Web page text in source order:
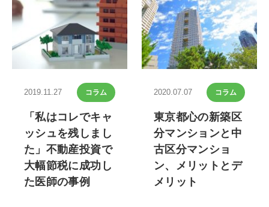
2019.11.27 コラム
「私はコレでキャ
ッシュを残しまし
た」不動産投資で
大幅節税に成功し
た医師の事例
2020.07.07 コラム
東京都心の新築区
分マンションと中
古区分マンショ
ン、メリットとデ
メリット